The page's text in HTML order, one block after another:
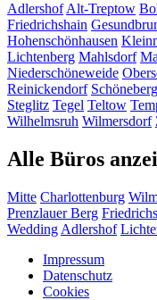
Adlershof Alt-Treptow
Friedrichshain
Hohenschönhausen
Lichtenberg Mahlsdorf
Niederschöneweide
Reinickendorf Schöneberg
Steglitz Tegel Teltow
Wilhelmsruh Wilmersdorf
Alle Büros
Mitte Charlottenburg
Prenzlauer Berg
Wedding Adlershof
Impressum
Datenschutz
Cookies